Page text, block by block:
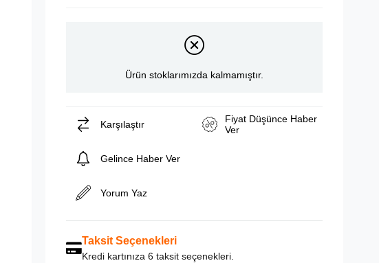
Ürün stoklarımızda kalmamıştır.
Karşılaştır
Fiyat Düşünce Haber
Ver
Gelince Haber Ver
Yorum Yaz
Taksit Seçenekleri
Kredi kartınıza 6 taksit seçenekleri.